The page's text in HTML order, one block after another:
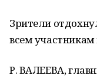
Зрители
всем участникам
Р. ВАЛЕЕВА,